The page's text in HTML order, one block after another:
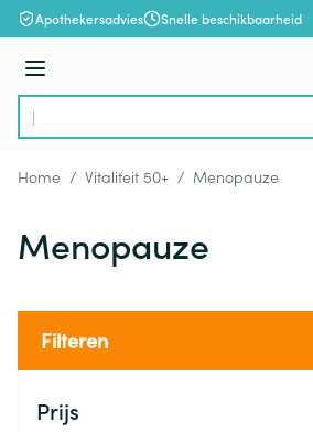
Ga naar de inhoud
Apothekersadvies Snelle beschikbaarheid
Menu
Product, merk, categorie...
Home / Vitaliteit 50+ / Menopauze
Menopauze
Filteren
Prijs